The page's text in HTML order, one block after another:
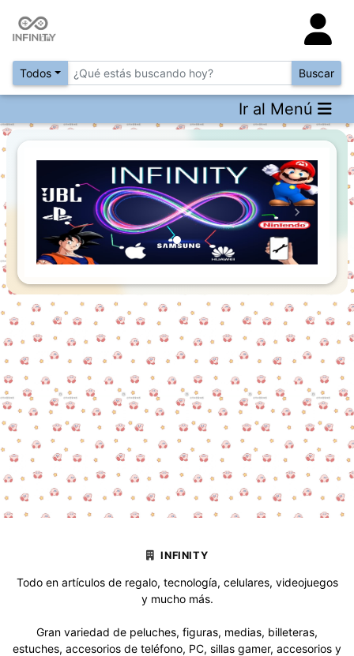
Todos Buscar
Ir al Menú
Previous Next
INFINITY
Todo en artículos de regalo, tecnología, celulares, videojuegos
y mucho más.
Gran variedad de peluches, figuras, medias, billeteras,
estuches, accesorios de teléfono, PC, sillas gamer, accesorios y